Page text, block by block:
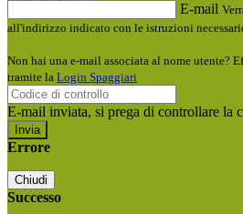
E-mail
all'indirizzo indicato con le istruzioni
Non hai una e-mail associata al nome utente?
tramite la Login Spaggiari
E-mail inviata, si prega di controllare la
Errore
Chiudi
Successo